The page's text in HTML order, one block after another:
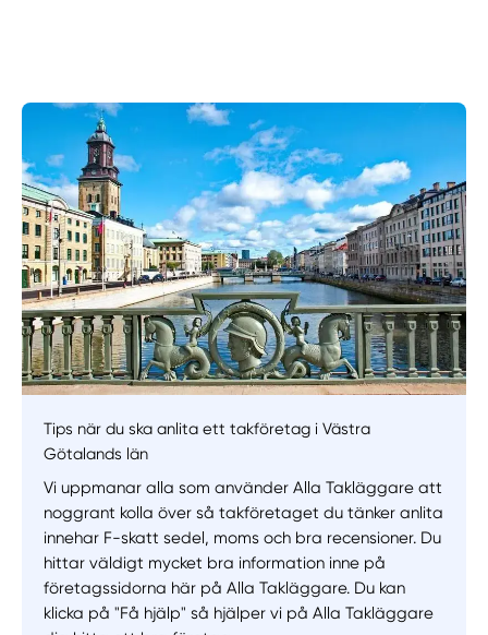
Tips när du ska anlita ett takföretag i Västra
Götalands län
Vi uppmanar alla som använder Alla Takläggare att
noggrant kolla över så takföretaget du tänker anlita
innehar F-skatt sedel, moms och bra recensioner. Du
hittar väldigt mycket bra information inne på
företagssidorna här på Alla Takläggare. Du kan
klicka på "Få hjälp" så hjälper vi på Alla Takläggare